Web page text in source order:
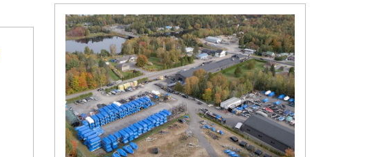
N
O
U
V
E
L
L
E
S